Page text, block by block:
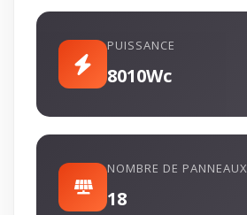
PUISSANCE
8010Wc
NOMBRE DE PANNEAUX
18